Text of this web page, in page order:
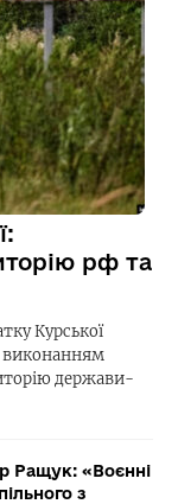
рф та
Курської
виконанням
держави-
Ращук: «Воєнні
з